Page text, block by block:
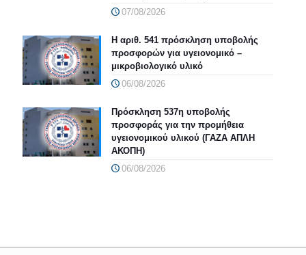
07/08/2026
Η αριθ. 541 πρόσκληση υποβολής
προσφορών για υγειονομικό –
μικροβιολογικό υλικό
06/08/2026
Πρόσκληση 537η υποβολής
προσφοράς για την προμήθεια
υγειονομικού υλικού (ΓΑΖΑ ΑΠΛΗ
ΑΚΟΠΗ)
06/08/2026